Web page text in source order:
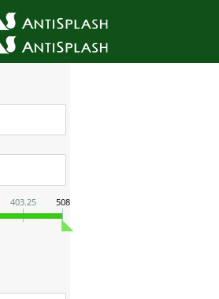
403.25 508